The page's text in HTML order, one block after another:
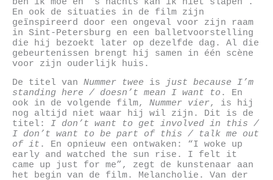
En ook de situaties in de film zijn
geïnspireerd door een ongeval voor zijn raam
in Sint-Petersburg en een balletvoorstelling
die hij bezoekt later op dezelfde dag. Al die
gebeurtenissen brengt hij samen in één scène
voor zijn ouderlijk huis.
De titel van Nummer twee is
just because I’m
standing here / doesn’t mean I want to . En
ook in de volgende film, Nummer vier, is hij
nog altijd niet waar hij wil zijn. Dit is de
titel: I don’t want to get involved in this /
I don’t want to be part of this / talk me out
of it . En opnieuw een ontwaken: “I woke up
early and watched the sun rise. I felt it
came up just for me”, zegt de kunstenaar aan
het begin van de film. Melancholie. Van der